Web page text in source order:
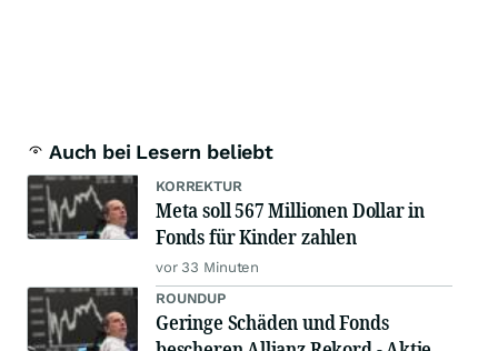
Auch bei Lesern beliebt
KORREKTUR
Meta soll 567 Millionen Dollar in
Fonds für Kinder zahlen
vor 33 Minuten
ROUNDUP
Geringe Schäden und Fonds